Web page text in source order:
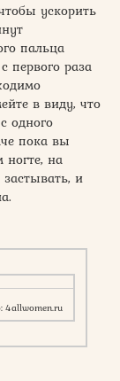
ускорить
пальца
первого раза
в виду, что
одного
пока вы
ногте, на
и
4allwomen.ru